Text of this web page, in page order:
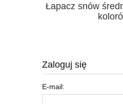
Łapacz snów
Zaloguj się
E-mail: